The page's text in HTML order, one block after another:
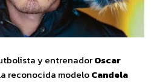
y entrenadorOscar
reconocida modeloCandela